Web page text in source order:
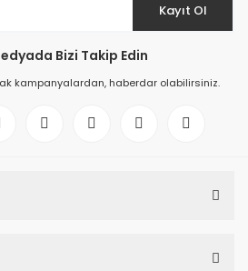
Kayıt Ol
Bizi Takip Edin
kampanyalardan, haberdar olabilirsiniz.